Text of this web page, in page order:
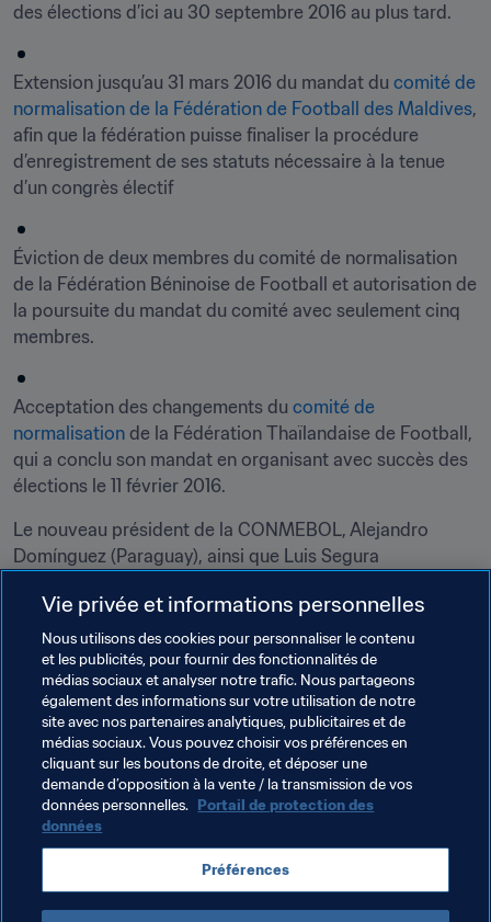
des élections d’ici au 30 septembre 2016 au plus tard.
Extension jusqu’au 31 mars 2016 du mandat du comité de
normalisation de la Fédération de Football des Maldives,
afin que la fédération puisse finaliser la procédure
d’enregistrement de ses statuts nécessaire à la tenue
d’un congrès électif
Éviction de deux membres du comité de normalisation
de la Fédération Béninoise de Football et autorisation de
la poursuite du mandat du comité avec seulement cinq
membres.
Acceptation des changements du comité de
normalisation de la Fédération Thaïlandaise de Football,
qui a conclu son mandat en organisant avec succès des
élections le 11 février 2016.
Le nouveau président de la CONMEBOL, Alejandro
Domínguez (Paraguay), ainsi que Luis Segura
(Panamá/CONCACAF), ont assisté à leur première
séance du Comité Exécutif,
La prochaine séance du Comité Exécutif aura lieu les 17
et 18 mars 2016 à Zurich
Documents Connexes
Thèmes en lien
Organisation
Vie privée et informations personnelles
Nous utilisons des cookies pour personnaliser le contenu
et les publicités, pour fournir des fonctionnalités de
médias sociaux et analyser notre trafic. Nous partageons
également des informations sur votre utilisation de notre
site avec nos partenaires analytiques, publicitaires et de
médias sociaux. Vous pouvez choisir vos préférences en
cliquant sur les boutons de droite, et déposer une
demande d’opposition à la vente / la transmission de vos
données personnelles. Portail de protection des
données
Préférences